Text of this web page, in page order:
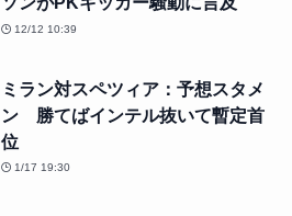
12/12 10:39
ミラン対スペツィア：予想スタメ
ン 勝てばインテル抜いて暫定首
位
1/17 19:30